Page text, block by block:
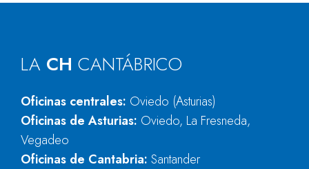
LA CH CANTÁBRICO
Oficinas centrales: Oviedo (Asturias)
Oficinas de Asturias: Oviedo, La Fresneda,
Vegadeo
Oficinas de Cantabria: Santander